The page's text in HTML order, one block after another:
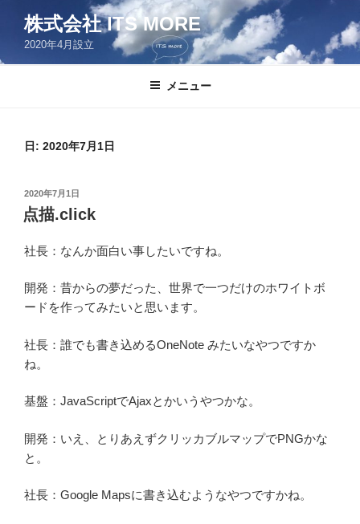
ン
株式会社 ITS MORE
2020年4月設立
メニュー
日: 2020年7月1日
投
稿
日:
2020年7月1日
点描.click
社長：なんか面白い事したいですね。
開発：昔からの夢だった、世界で一つだけのホワイトボ
ードを作ってみたいと思います。
社長：誰でも書き込めるOneNote みたいなやつですか
ね。
基盤：JavaScriptでAjaxとかいうやつかな。
開発：いえ、とりあえずクリッカブルマップでPNGかな
と。
社長：Google Mapsに書き込むようなやつですかね。